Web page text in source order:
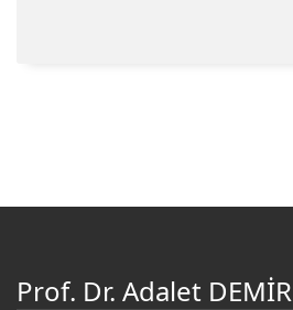
Prof. Dr. Adalet DEMİR